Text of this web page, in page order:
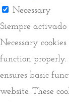
Necessary
Siempre activado
Necessary
function properly.
ensures basic
website. These